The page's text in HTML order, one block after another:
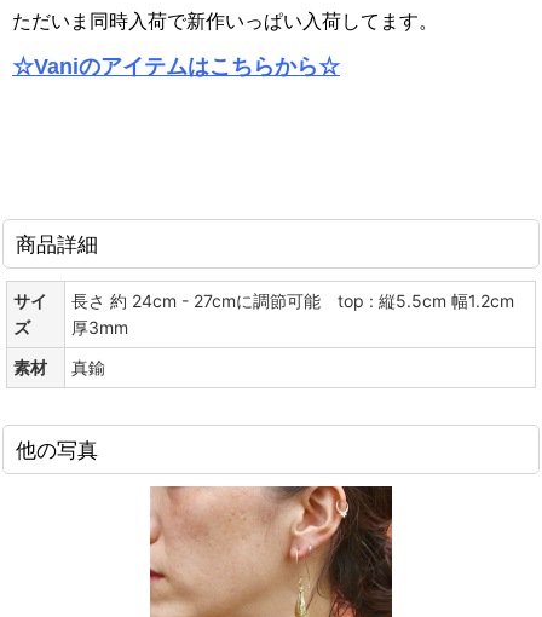
ただいま同時入荷で新作いっぱい入荷してます。
☆Vaniのアイテムはこちらから☆
商品詳細
サイ
ズ
長さ 約 24cm - 27cmに調節可能 top : 縦5.5cm 幅1.2cm
厚3mm
素材
真鍮
他の写真